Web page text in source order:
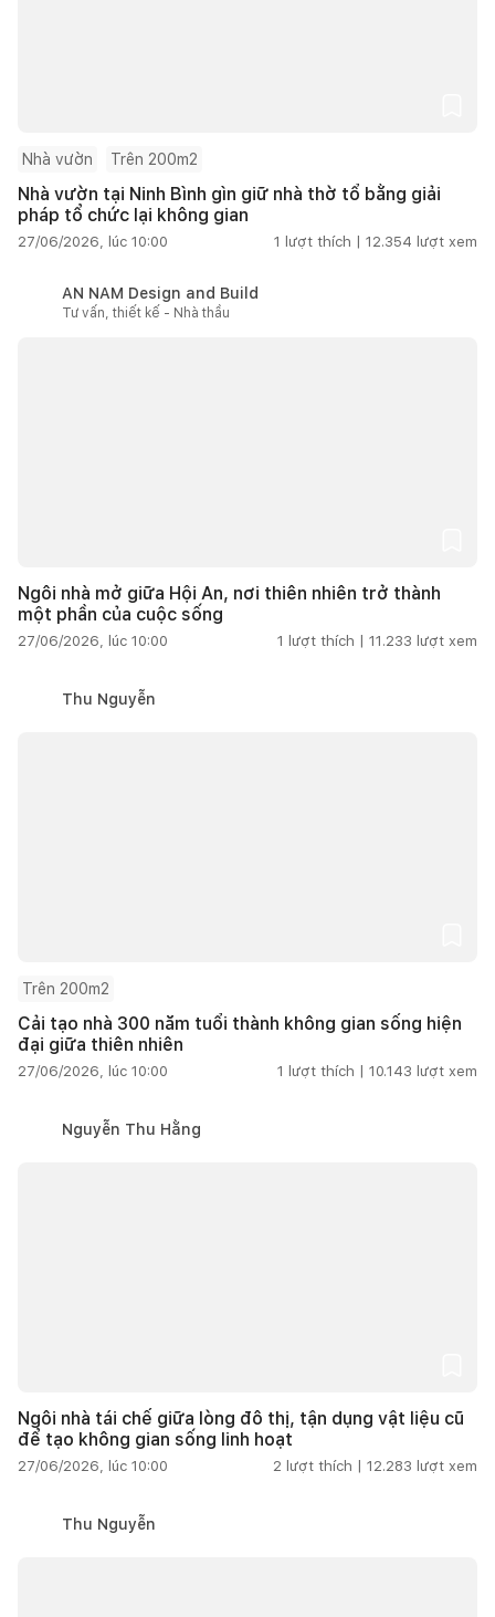
Nhà vườn Trên 200m2
Nhà vườn tại Ninh Bình gìn giữ nhà thờ tổ bằng giải
pháp tổ chức lại không gian
27/06/2026, lúc 10:00 1 lượt thích | 12.354 lượt xem
AN NAM Design and Build
Tư vấn, thiết kế - Nhà thầu
Ngôi nhà mở giữa Hội An, nơi thiên nhiên trở thành
một phần của cuộc sống
27/06/2026, lúc 10:00 1 lượt thích | 11.233 lượt xem
Thu Nguyễn
Trên 200m2
Cải tạo nhà 300 năm tuổi thành không gian sống hiện
đại giữa thiên nhiên
27/06/2026, lúc 10:00 1 lượt thích | 10.143 lượt xem
Nguyễn Thu Hằng
Ngôi nhà tái chế giữa lòng đô thị, tận dụng vật liệu cũ
để tạo không gian sống linh hoạt
27/06/2026, lúc 10:00 2 lượt thích | 12.283 lượt xem
Thu Nguyễn